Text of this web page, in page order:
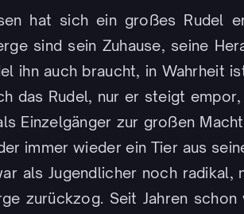
hat sich ein großes Rudel
sind sein Zuhause, seine
ihn auch braucht, in Wahrheit
das Rudel, nur er steigt
Einzelgänger zur großen
immer wieder ein Tier aus
als Jugendlicher noch radikal,
zurückzog. Seit Jahren